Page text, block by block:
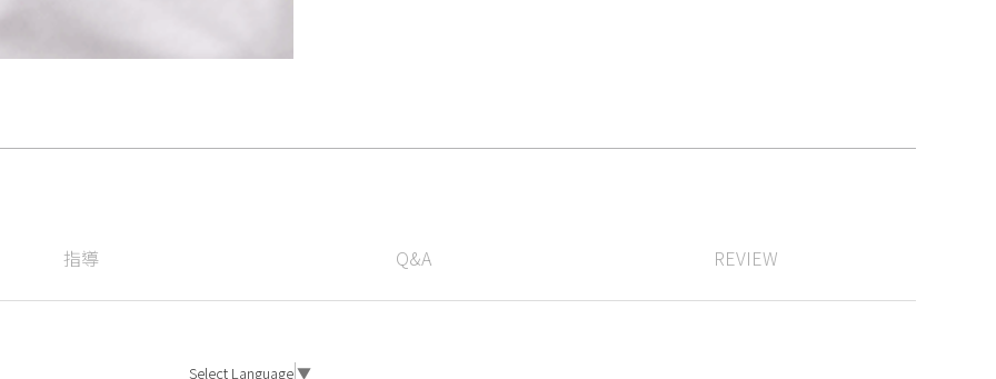
指導 Q&A REVIEW
Select Language▼